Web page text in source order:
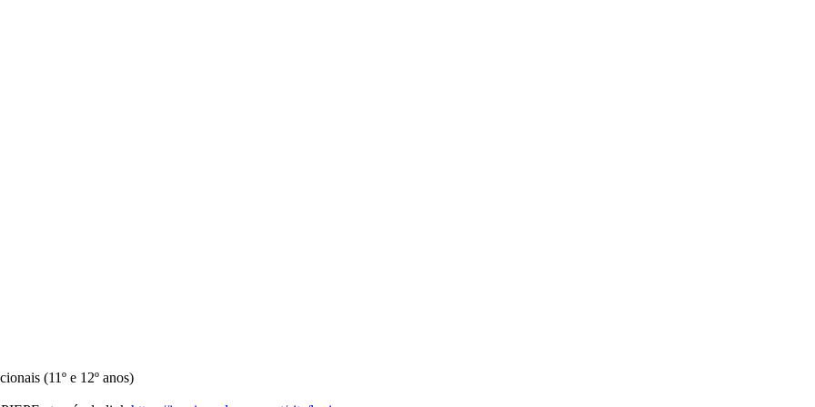
(11º e 12º anos)